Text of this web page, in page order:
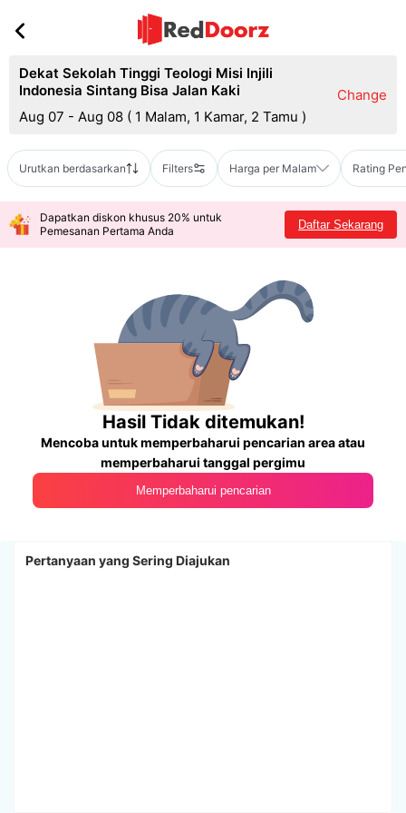
Dekat Sekolah Tinggi Teologi Misi Injili
Indonesia Sintang Bisa Jalan Kaki
Aug 07 - Aug 08 ( 1 Malam, 1 Kamar, 2 Tamu )
Change
Urutkan berdasarkan Filters Harga per Malam Rating
Dapatkan diskon khusus 20% untuk
Pemesanan Pertama Anda
Daftar Sekarang
Hasil Tidak ditemukan!
Mencoba untuk memperbaharui pencarian area atau
memperbaharui tanggal pergimu
Memperbaharui pencarian
Pertanyaan yang Sering Diajukan